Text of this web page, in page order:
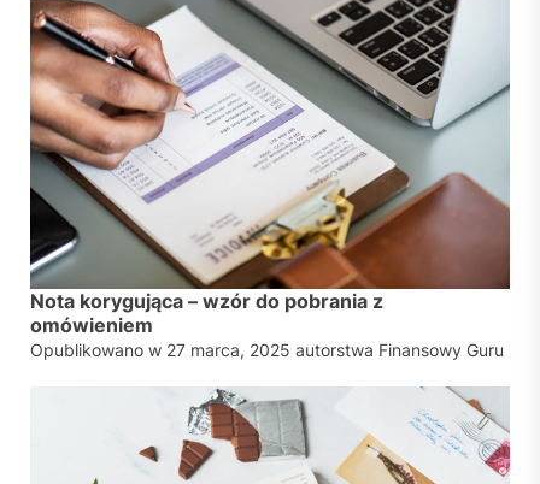
Nota korygująca – wzór do pobrania z
omówieniem
Opublikowano w 27 marca, 2025 autorstwa Finansowy Guru